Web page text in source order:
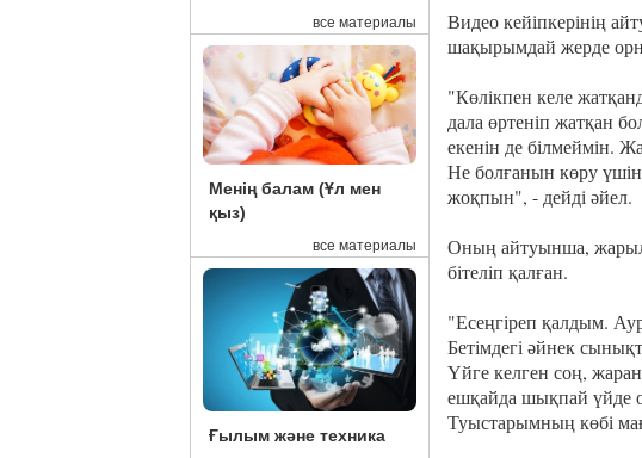
все материалы
Менің балам (Ұл мен
қыз)
все материалы
Ғылым және техника
Видео кейіпкерінің
шақырымдай жерде
"Көлікпен келе
дала өртеніп жатқан
екенін де білмеймін.
Не болғанын көру
жоқпын", - дейді әйел.
Оның айтуынша,
бітеліп қалған.
"Есеңгіреп қалдым.
Бетімдегі әйнек
Үйге келген соң,
ешқайда шықпай үйде
Туыстарымның көбі